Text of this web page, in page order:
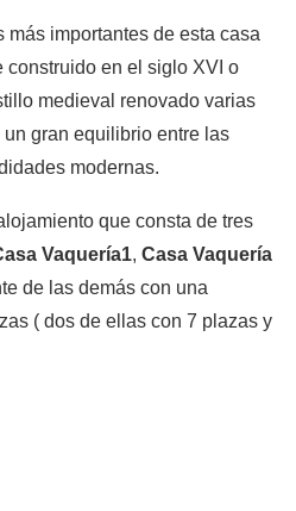
más importantes de esta casa
construido en el siglo XVI o
medieval renovado varias
gran equilibrio entre las
modernas.
que consta de tres
Vaquería1, Casa Vaquería
de las demás con una
( dos de ellas con 7 plazas y